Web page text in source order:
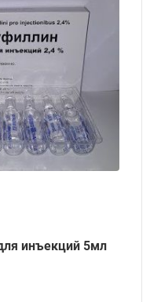
инъекций 5мл